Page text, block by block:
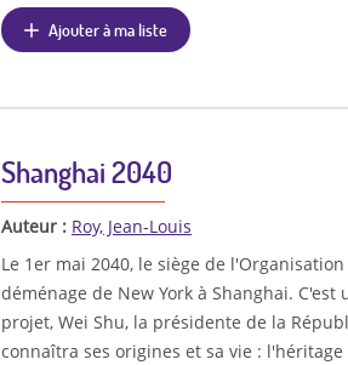
Ajouter à ma liste
Shanghai 2040
Auteur : Roy, Jean-Louis
Le 1er mai 2040, le siège de
déménage de New York à Shanghai.
projet, Wei Shu, la présidente de la
connaîtra ses origines et sa vie :